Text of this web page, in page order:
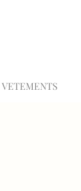
VETEMENTS